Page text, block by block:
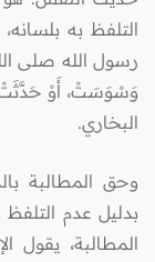
التلفظ به
رسول الله صلى
وَسْوَسَتْ، أَوْ حَدَّثَتْ
البخاري.
وحق المطالبة
بدليل عدم التلفظ
المطالبة، يقول